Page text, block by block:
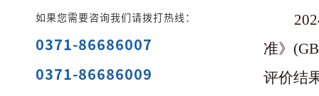
如果您需要咨询我们请拨打热线：
0371-86686007
0371-86686009
准》
评价结